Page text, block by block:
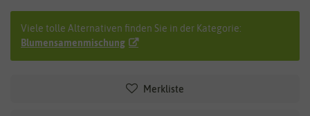
Viele tolle Alternativen finden Sie in der Kategorie:
Blumensamenmischung
Merkliste